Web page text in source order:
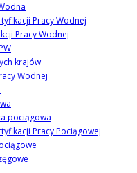
Pracy Wodnej
Pracy Wodnej
krajów
Wodnej
pociągowa
Pracy Pociągowej